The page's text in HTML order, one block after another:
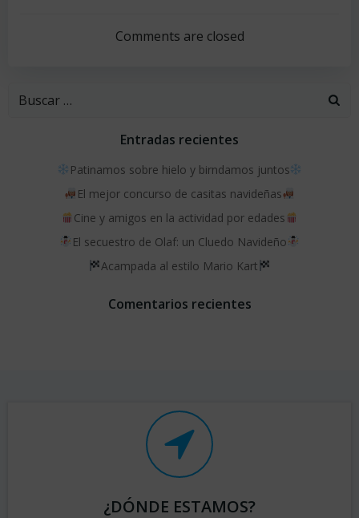
Comments are closed
Buscar:
Entradas recientes
Patinamos sobre hielo y birndamos juntos
El mejor concurso de casitas navideñas
Cine y amigos en la actividad por edades
El secuestro de Olaf: un Cluedo Navideño
Acampada al estilo Mario Kart
Comentarios recientes
¿DÓNDE ESTAMOS?